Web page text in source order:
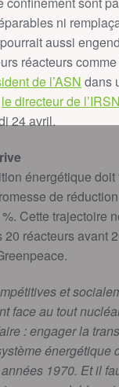
ni
aussi
réacteurs comme
de l’ASN dans
le directeur de l’IRSN
24 avril.
énergétique
de
Cette trajectoire
20 réacteurs avant
et
face au tout
: engager la
énergétique
1970. Et il